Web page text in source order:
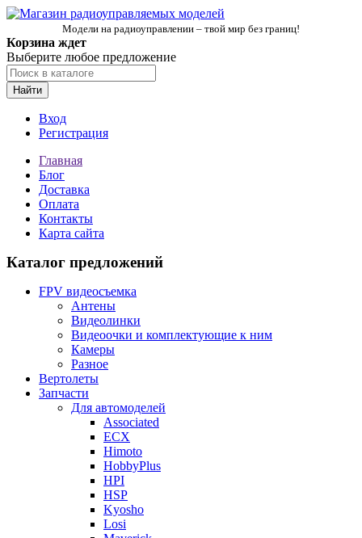
Модели на радиоуправлении – твой мир без границ!
Корзина ждет
Выберите любое предложение
Найти
Вход
Регистрация
Главная
Блог
Доставка
Оплата
Контакты
Карта сайта
Каталог предложений
FPV видеосъемка
Антены
Видеолинки
Видеоочки и комплектующие к ним
Камеры
Разное
Вертолеты
Запчасти
Для автомоделей
Associated
ECX
Himoto
HobbyPlus
HPI
HSP
Kyosho
Losi